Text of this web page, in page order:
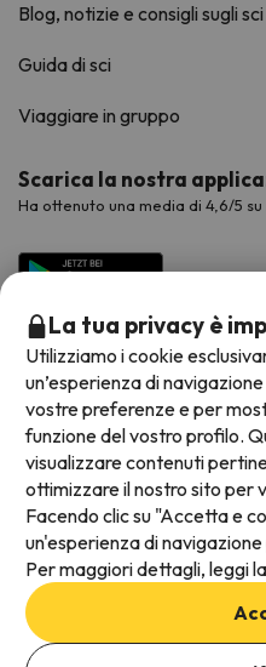
Aggiungi date per verificare
Blog, notizie e consigli sugli sci
Guida di sci
Viaggiare in gruppo
Scarica la nostra
Ha ottenuto una media di 4,6/5 su
Metodi di pagamento
Termini e condizioni generali
Protezione dei dati
La tua privacy è
Utilizziamo i cookie
un’esperienza di
vostre preferenze e per
funzione del vostro profilo.
visualizzare contenuti
ottimizzare il nostro sito per
Facendo clic su "Accetta e
un'esperienza di
Per maggiori dettagli, leggi